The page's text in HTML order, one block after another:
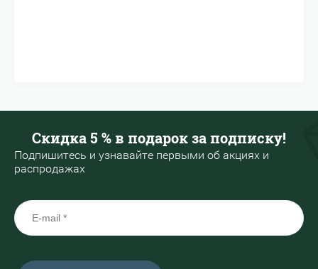
Скидка 5 % в подарок за подписку!
Подпишитесь и узнавайте первыми об акциях и
распродажах